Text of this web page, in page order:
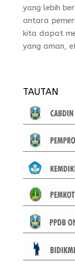
yang lebih
antara
kita dapat
yang aman,
TAUTAN